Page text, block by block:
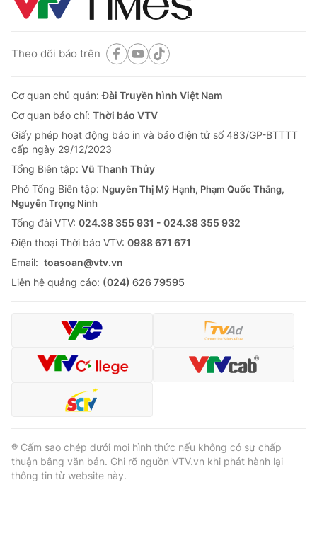
Theo dõi báo trên
Cơ quan chủ quản:Đài Truyền hình Việt Nam
Cơ quan báo chí: Thời báo VTV
Giấy phép hoạt động báo in và báo điện tử số 483/GP-BTTTT
cấp ngày 29/12/2023
Tổng Biên tập: Vũ Thanh Thủy
Phó Tổng Biên tập: Nguyễn Thị Mỹ Hạnh, Phạm Quốc Thắng,
Nguyễn Trọng Ninh
Tổng đài VTV: 024.38 355 931 - 024.38 355 932
Ðiện thoại Thời báo VTV: 0988 671 671
Email: toasoan@vtv.vn
Liên hệ quảng cáo: (024) 626 79595
® Cấm sao chép dưới mọi hình thức nếu không có sự chấp
thuận bằng văn bản. Ghi rõ nguồn VTV.vn khi phát hành lại
thông tin từ website này.